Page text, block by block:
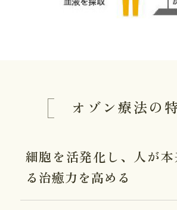
オゾン療法の
細胞を活発化し、 人が
る 治癒力を高める